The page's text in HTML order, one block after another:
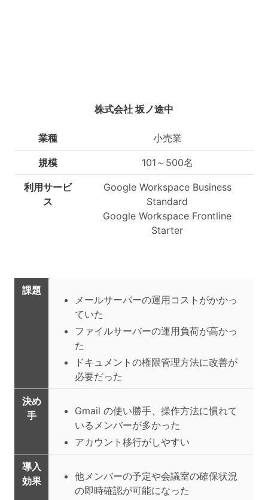
株式会社 坂ノ途中
業種 小売業
規模 101～500名
利用サービ
ス
Google Workspace Business
Standard
Google Workspace Frontline
Starter
課題
メールサーバーの運用コストがかかっ
ていた
ファイルサーバーの運用負荷が高かっ
た
ドキュメントの権限管理方法に改善が
必要だった
決め
手
Gmail の使い勝手、操作方法に慣れて
いるメンバーが多かった
アカウント移行がしやすい
導入
効果
他メンバーの予定や会議室の確保状況
の即時確認が可能になった